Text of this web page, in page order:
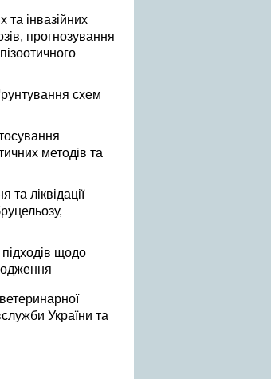
та інвазійних
прогнозування
схем
методів та
ліквідації
щодо
України та